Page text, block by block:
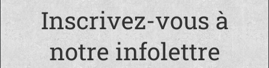
Inscrivez-vous à
notre infolettre